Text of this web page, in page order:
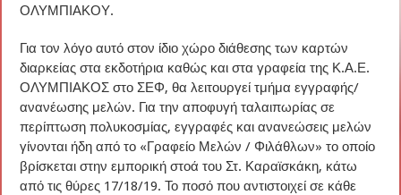
ΟΛΥΜΠΙΑΚΟΥ.
Για τον λόγο αυτό στον ίδιο χώρο διάθεσης των καρτών
διαρκείας στα εκδοτήρια καθώς και στα γραφεία της Κ.Α.Ε.
ΟΛΥΜΠΙΑΚΟΣ στο ΣΕΦ, θα λειτουργεί τμήμα εγγραφής/
ανανέωσης μελών. Για την αποφυγή ταλαιπωρίας σε
περίπτωση πολυκοσμίας, εγγραφές και ανανεώσεις μελών
γίνονται ήδη από το «Γραφείο Μελών / Φιλάθλων» το οποίο
βρίσκεται στην εμπορική στοά του Στ. Καραϊσκάκη, κάτω
από τις θύρες 17/18/19. Το ποσό που αντιστοιχεί σε κάθε